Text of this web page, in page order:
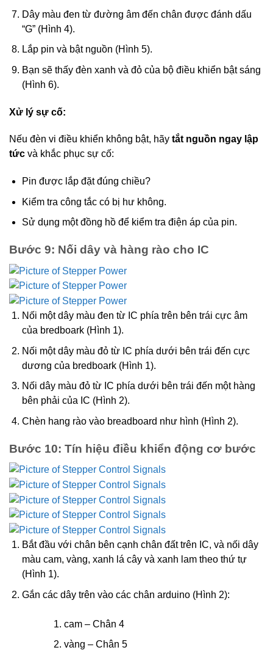
Dây màu đen từ đường âm đến chân được đánh dấu
“G” (Hình 4).
Lắp pin và bật nguồn (Hình 5).
Bạn sẽ thấy đèn xanh và đỏ của bộ điều khiển bật sáng
(Hình 6).
Xử lý sự cố:
Nếu đèn vi điều khiển không bật, hãy tắt nguồn ngay lập
tức và khắc phục sự cố:
Pin được lắp đặt đúng chiều?
Kiểm tra công tắc có bị hư không.
Sử dụng một đồng hồ để kiểm tra điện áp của pin.
Bước 9: Nối dây và hàng rào cho IC
Nối một dây màu đen từ IC phía trên bên trái cực âm
của bredboark (Hình 1).
Nối một dây màu đỏ từ IC phía dưới bên trái đến cực
dương của bredboark (Hình 1).
Nối dây màu đỏ từ IC phía dưới bên trái đến một hàng
bên phải của IC (Hình 2).
Chèn hang rào vào breadboard như hình (Hình 2).
Bước 10: Tín hiệu điều khiển động cơ bước
Bắt đầu với chân bên cạnh chân đất trên IC, và nối dây
màu cam, vàng, xanh lá cây và xanh lam theo thứ tự
(Hình 1).
Gắn các dây trên vào các chân arduino (Hình 2):
cam – Chân 4
vàng – Chân 5